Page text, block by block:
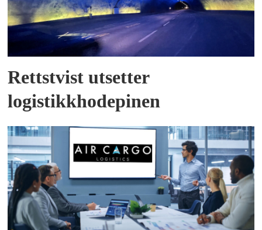
Rettstvist utsetter
logistikkhodepinen